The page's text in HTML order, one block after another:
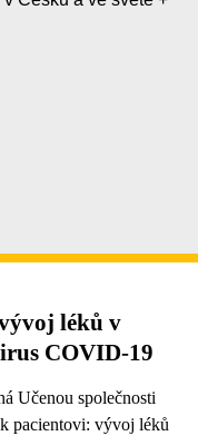
léků v
COVID-19
Učenou společnosti
pacientovi: vývoj léků